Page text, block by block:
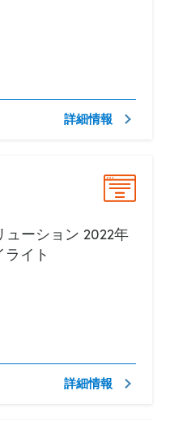
詳細情報
ューション 2022年
イト
詳細情報